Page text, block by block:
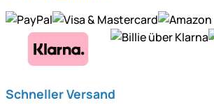
Schneller Versand